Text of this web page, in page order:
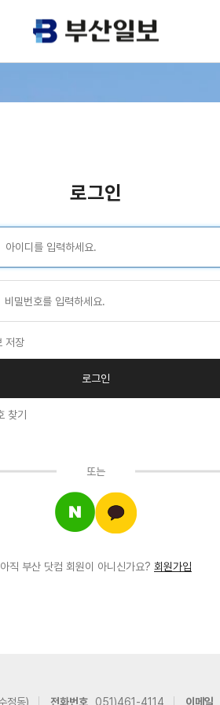
로그인
저장
찾기
또는
아직 부산 닷컴 회원이 아니신가요? 회원가입
정동) 전화번호 051)461-4114 이메일